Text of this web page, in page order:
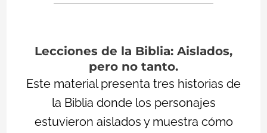
Lecciones de la Biblia: Aislados,
pero no tanto.
Este material presenta tres historias de
la Biblia donde los personajes
estuvieron aislados y muestra cómo